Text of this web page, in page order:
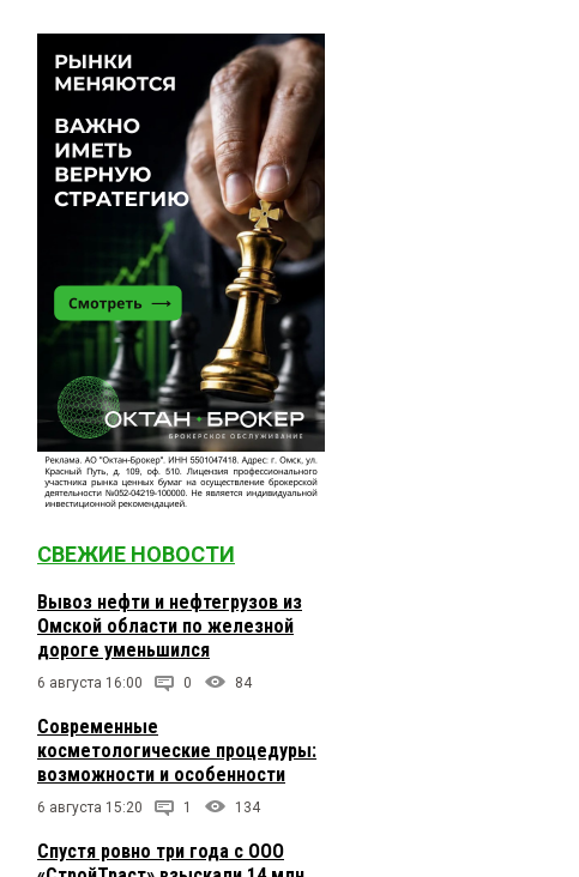
СВЕЖИЕ НОВОСТИ
Вывоз нефти и нефтегрузов из
Омской области по железной
дороге уменьшился
6 августа 16:00 0 84
Современные
косметологические процедуры:
возможности и особенности
6 августа 15:20 1 134
Спустя ровно три года с ООО